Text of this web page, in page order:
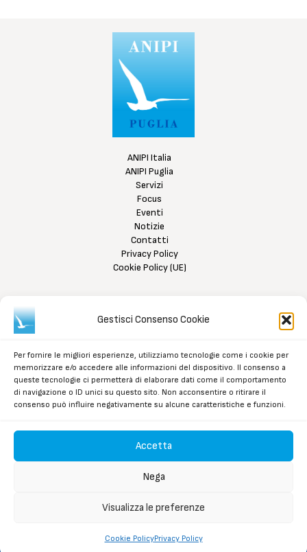
Gestisci Consenso Cookie
Per fornire le migliori esperienze, utilizziamo tecnologie come i cookie per
memorizzare e/o accedere alle informazioni del dispositivo. Il consenso a
queste tecnologie ci permetterà di elaborare dati come il comportamento
di navigazione o ID unici su questo sito. Non acconsentire o ritirare il
consenso può influire negativamente su alcune caratteristiche e funzioni.
Accetta
Nega
Visualizza le preferenze
Cookie PolicyPrivacy Policy
ANIPI Italia
ANIPI Puglia
Servizi
Focus
Eventi
Notizie
Contatti
Privacy Policy
Cookie Policy (UE)
Associazione
ANIPI Regione Puglia:
Bari
Per informazioni invia un'email a:
info@anipipuglia.org
oppure contattaci ai seguenti numeri:
tel.0805240316
© 2026 ANIPI Regione Puglia. Tutti i diritti riservati. C.F.